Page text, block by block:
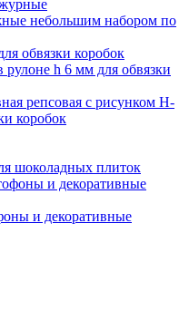
небольшим набором по
обвязки коробок
рулоне h 6 мм для обвязки
репсовая с рисунком H-
коробок
шоколадных плиток
и декоративные